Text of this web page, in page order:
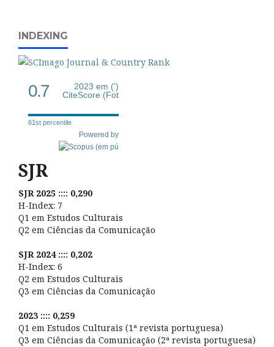
INDEXING
0.7
2023 em (')
CiteScore (Fot
61st percentile
Powered by
SJR
SJR 2025 :::: 0,290
H-Index: 7
Q1 em Estudos Culturais
Q2 em Ciências da Comunicação
SJR 2024 :::: 0,202
H-Index: 6
Q2 em Estudos Culturais
Q3 em Ciências da Comunicação
2023 :::: 0,259
Q1 em Estudos Culturais (1ª revista portuguesa)
Q3 em Ciências da Comunicação (2ª revista portuguesa)